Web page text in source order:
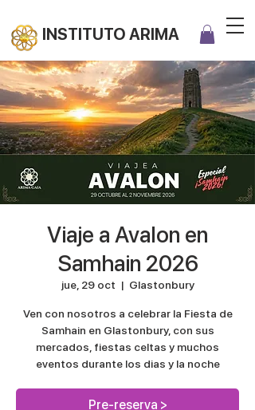
INSTITUTO ARIMA
Viaje a Avalon en
Samhain 2026
jue, 29 oct
  |
Glastonbury
Ven con nosotros a celebrar la Fiesta de
Samhain en Glastonbury, con sus
mercados, fiestas celtas y muchos
eventos durante los dias y la noche
Pre-reserva >